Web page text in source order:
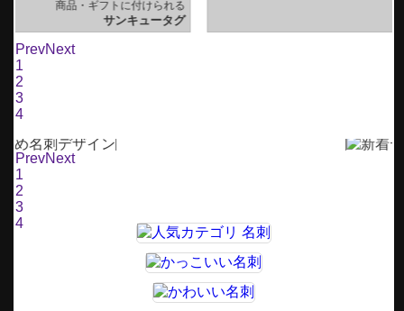
PrevNext
1
2
3
4
PrevNext
1
2
3
4